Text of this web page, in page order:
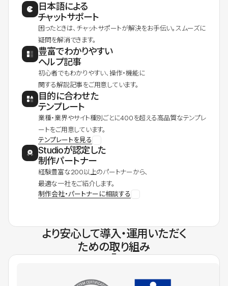
日本語による
チャットサポート
困ったときは、チャットサポートが解決をお手伝い。スムーズに
疑問を解消できます。
豊富でわかりやすい
ヘルプ記事
初心者でもわかりやすい、操作・機能に
関する解説記事をご用意しています。
目的に合わせた
テンプレート
業種・業界やサイト種別ごとに400を超える高品質なテンプレ
ートをご用意しています。
テンプレートを見る
Studioが認定した
制作パートナー
経験豊富な200以上のパートナーから、
最適な一社をご紹介します。
制作会社・パートナーに相談する
より安心して導入・運用いただく
ための取り組み